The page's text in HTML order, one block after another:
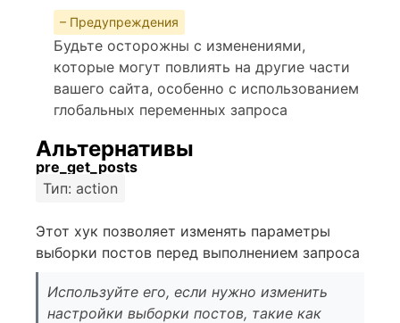
– Предупреждения
Будьте осторожны с изменениями,
которые могут повлиять на другие части
вашего сайта, особенно с использованием
глобальных переменных запроса
Альтернативы
pre_get_posts
Тип: action
Этот хук позволяет изменять параметры
выборки постов перед выполнением запроса
Используйте его, если нужно изменить
настройки выборки постов, такие как